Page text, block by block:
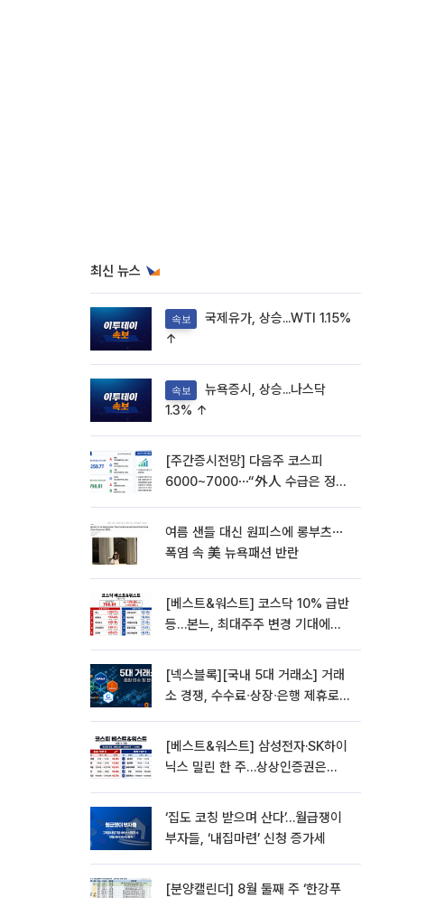
최신 뉴스
속보
↑
속보
1.3% ↑
[주간증시전망] 다음주 코스피
6000~7000⋯“外人 수급은 정책
여름 샌들 대신 원피스에 롱부츠⋯
폭염 속 美 뉴욕패션 반란
[베스트&워스트] 코스닥 10% 급반
등…본느, 최대주주 변경 기대에
[넥스블록][국내 5대 거래소] 거래
소 경쟁, 수수료∙상장∙은행 제휴로
[베스트&워스트] 삼성전자·SK하이
닉스 밀린 한 주…상상인증권은
‘집도 코칭 받으며 산다’…월급쟁이
부자들, ‘내집마련’ 신청 증가세
[분양캘린더] 8월 둘째 주 ‘한강푸